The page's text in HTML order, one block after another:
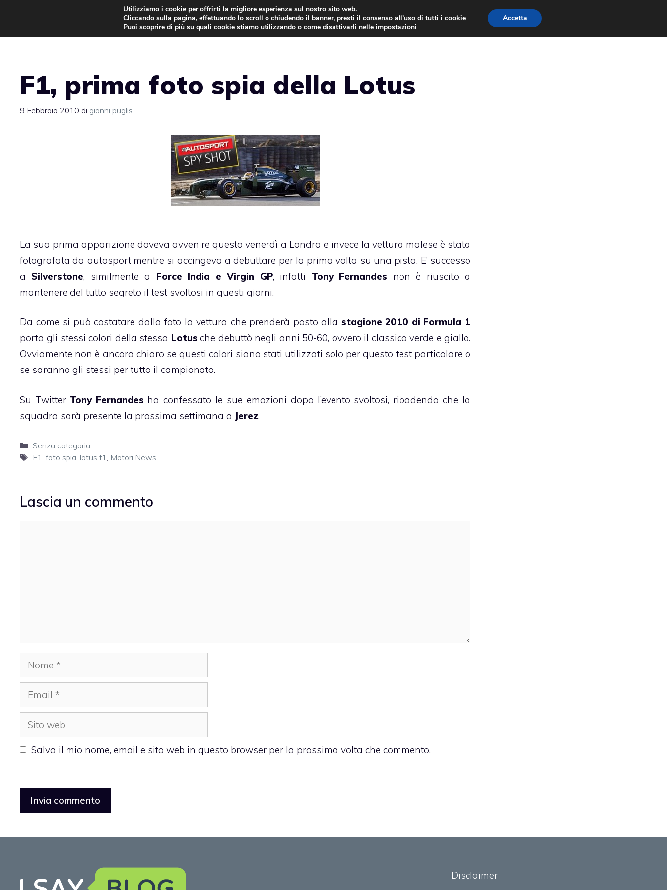
contenuto
AUTO NEWS EVENTI E FIERE
F1, prima foto spia della Lotus
9 Febbraio 2010 di gianni puglisi
La sua prima apparizione doveva avvenire questo venerdì a Londra e invece la vettura malese è stata
fotografata da autosport mentre si accingeva a debuttare per la prima volta su una pista. E’ successo
aSilverstone, similmente a Force India e Virgin GP, infatti Tony Fernandes non è riuscito a
mantenere del tutto segreto il test svoltosi in questi giorni.
Da come si può costatare dalla foto la vettura che prenderà posto alla stagione 2010 di Formula 1
porta gli stessi colori della stessa Lotus che debuttò negli anni 50-60, ovvero il classico verde e giallo.
Ovviamente non è ancora chiaro se questi colori siano stati utilizzati solo per questo test particolare o
se saranno gli stessi per tutto il campionato.
Su Twitter Tony Fernandes ha confessato le sue emozioni dopo l’evento svoltosi, ribadendo che la
squadra sarà presente la prossima settimana a Jerez.
Categorie
Senza categoria
Tag
F1 foto spia lotus f1 Motori News
Lascia un commento
Nome
Email
Sito
web
Salva il mio nome, email e sito web in questo browser per la prossima volta che commento.
Disclaimer
Utilizziamo i cookie per offrirti la migliore esperienza sul nostro sito web.
Cliccando sulla pagina, effettuando lo scroll o chiudendo il banner, presti il consenso all’uso di tutti i cookie
Puoi scoprire di più su quali cookie stiamo utilizzando o come disattivarli nelleimpostazioni
Accetta